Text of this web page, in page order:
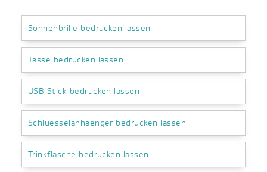
Sonnenbrille bedrucken lassen
Tasse bedrucken lassen
USB Stick bedrucken lassen
Schluesselanhaenger bedrucken lassen
Trinkflasche bedrucken lassen